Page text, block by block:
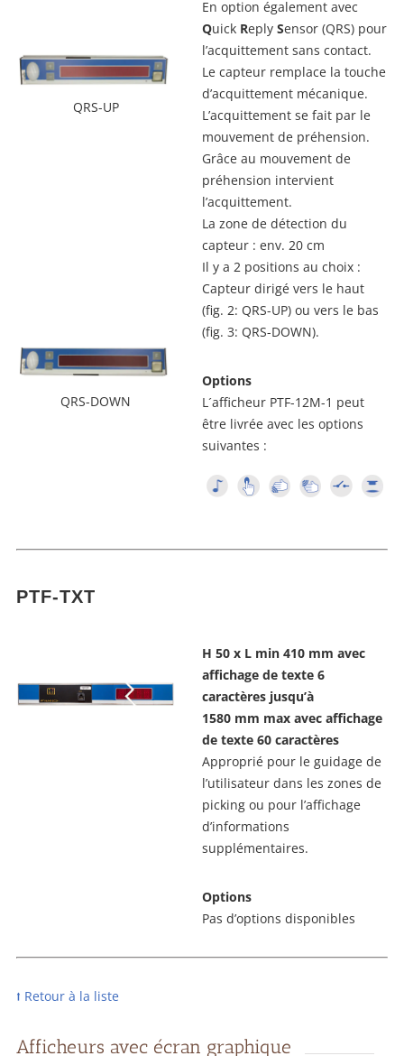
QRS-UP
QRS-DOWN
En option également avec
Quick Reply Sensor (QRS) pour
l’acquittement sans contact.
Le capteur remplace la touche
d’acquittement mécanique.
L’acquittement se fait par le
mouvement de préhension.
Grâce au mouvement de
préhension intervient
l’acquittement.
La zone de détection du
capteur : env. 20 cm
Il y a 2 positions au choix :
Capteur dirigé vers le haut
(fig. 2: QRS-UP) ou vers le bas
(fig. 3: QRS-DOWN).
Options
L´afficheur PTF-12M-1 peut
être livrée avec les options
suivantes :
PTF-TXT
H 50 x L min 410 mm avec
affichage de texte 6
caractères jusqu’à
1580 mm max avec affichage
de texte 60 caractères
Approprié pour le guidage de
l’utilisateur dans les zones de
picking ou pour l’affichage
d’informations
supplémentaires.
Options
Pas d’options disponibles
⭡ Retour à la liste
Afficheurs avec écran graphique